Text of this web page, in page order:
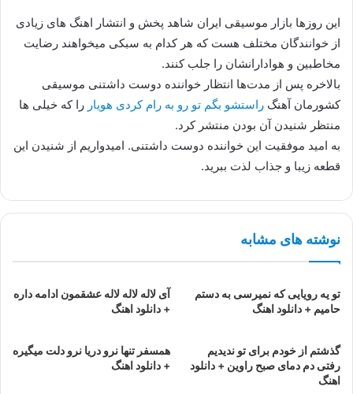
این روزها بازار موسیقی ایران شاهد پخش و انتشار اهنگ های زیادی
از خوانندگان مختلف هست که هر کدام به سبکی میخواهند رضایت
مخاطبین و هوادارانشان را جلب کنند.
بالاخره پس از مدت‌ها انتظار خواننده دوست داشتنی موسیقی
کشورمان آهنگ راستشو بگم تو رو به رام کردی هویار را که خیلی ها
منتظر شنیدن آن بودن منتشر کرد.
به امید موفقیت این خواننده دوست داشتنی. امیدواریم از شنیدن این
قطعه زیبا و جذاب لذت ببرید.
نوشته های مشابه
تو یه رویایی که نمیرسی به دستم
حامیم + دانلود اهنگ
آی لاله لاله لاله عشقمون ادامه داره
+ دانلود اهنگ
گذشتم از خودم برای تو ندیدیم
رفتی دم دمای صبح راوین + دانلود
اهنگ
همسفر تنها نرو دریا نرو دلت میگیره
+ دانلود اهنگ